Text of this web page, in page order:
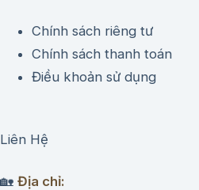
Chính sách riêng tư
Chính sách thanh toán
Điều khoản sử dụng
Liên Hệ
🏡 Địa chỉ: